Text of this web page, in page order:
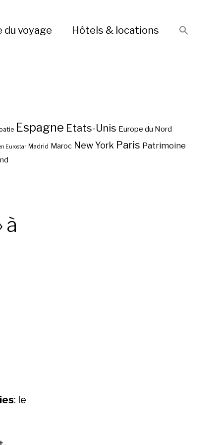
du voyage Hôtels & locations
Espagne Etats-Unis Europe du Nord
Eurostar Madrid Maroc New York Paris Patrimoine
à
: le